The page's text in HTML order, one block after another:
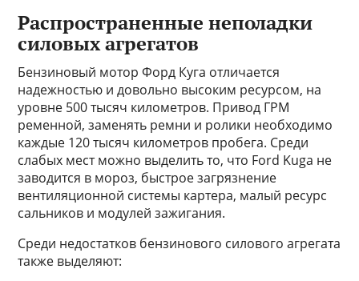
Распространенные неполадки
силовых агрегатов
Бензиновый мотор Форд Куга отличается
надежностью и довольно высоким ресурсом, на
уровне 500 тысяч километров. Привод ГРМ
ременной, заменять ремни и ролики необходимо
каждые 120 тысяч километров пробега. Среди
слабых мест можно выделить то, что Ford Kuga не
заводится в мороз, быстрое загрязнение
вентиляционной системы картера, малый ресурс
сальников и модулей зажигания.
Среди недостатков бензинового силового агрегата
также выделяют: